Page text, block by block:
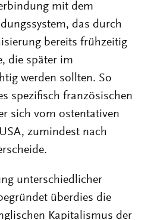
mit dem
das durch
bereits frühzeitig
die später im
werden sollten. So
spezifisch französischen
sich vom ostentativen
zumindest nach
unterschiedlicher
überdies die
Kapitalismus der